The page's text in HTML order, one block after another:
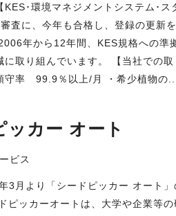
KES･環境マネジメントシステム･ス
査に、今年も合格し、登録の更新
年から12年間、KES規格への準
に取り組んでいます。 【当社での取
守率 99.9％以上/月 ・希少植物の...
ッカー オート
ビス
3月より「シードピッカー オート」
ピッカーオートは、大学や企業等の